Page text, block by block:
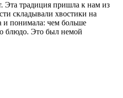
Эта традиция пришла к нам из
складывали хвостики на
и понимала: чем больше
блюдо. Это был немой